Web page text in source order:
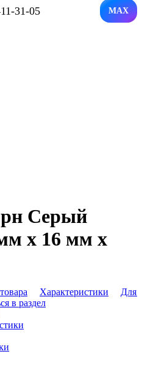
31-05 MAX
Серый
х 16 мм х
Характеристики
Для